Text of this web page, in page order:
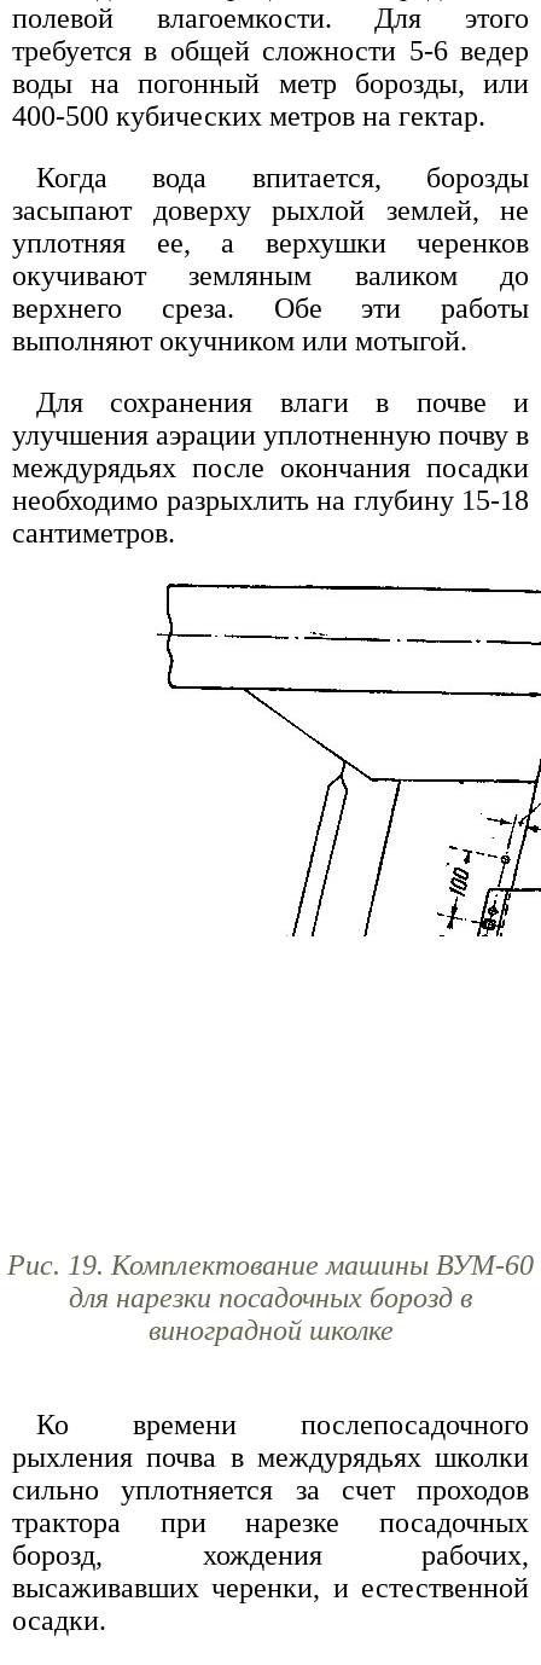
полевой влагоемкости. Для этого
требуется в общей сложности 5-6 ведер
воды на погонный метр борозды, или
400-500 кубических метров на гектар.
Когда вода впитается, борозды
засыпают доверху рыхлой землей, не
уплотняя ее, а верхушки черенков
окучивают земляным валиком до
верхнего среза. Обе эти работы
выполняют окучником или мотыгой.
Для сохранения влаги в почве и
улучшения аэрации уплотненную почву в
междурядьях после окончания посадки
необходимо разрыхлить на глубину 15-18
сантиметров.
Рис. 19. Комплектование машины ВУМ-60
для нарезки посадочных борозд в
виноградной школке
Ко времени послепосадочного
рыхления почва в междурядьях школки
сильно уплотняется за счет проходов
трактора при нарезке посадочных
борозд, хождения рабочих,
высаживавших черенки, и естественной
осадки.